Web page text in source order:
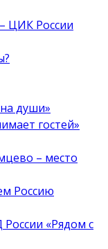
ЦИК России
души»
гостей»
– место
Россию
«Рядом с